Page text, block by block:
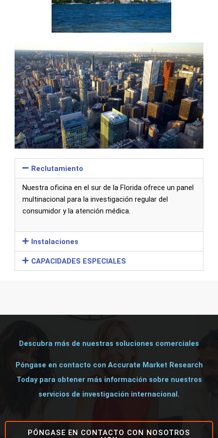
Reclutamiento
Nuestra oficina en el sur de la Florida ofrece un panel
multinacional para la investigación regular del
consumidor y la atención médica.
Instalaciones
CAPACIDADES ESPECIALES
Descubra más de nuestras soluciones comerciales
Póngase en contacto con Accurate Market Research
Today para obtener más información sobre nuestros
servicios de investigación internacional.
PÓNGASE EN CONTACTO CON NOSOTROS